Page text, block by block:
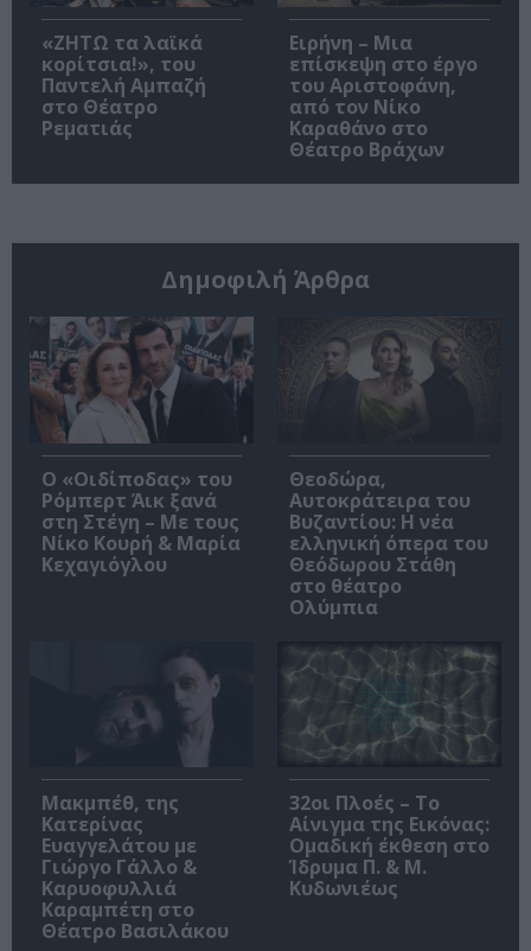
«ΖΗΤΩ τα λαϊκά
κορίτσια!», του
Παντελή Αμπαζή
στο Θέατρο
Ρεματιάς
Ειρήνη – Μια
επίσκεψη στο έργο
του Αριστοφάνη,
από τον Νίκο
Καραθάνο στο
Θέατρο Βράχων
Δημοφιλή Άρθρα
O «Οιδίποδας» του
Ρόμπερτ Άικ ξανά
στη Στέγη – Με τους
Νίκο Κουρή & Μαρία
Κεχαγιόγλου
Θεοδώρα,
Αυτοκράτειρα του
Βυζαντίου: Η νέα
ελληνική όπερα του
Θεόδωρου Στάθη
στο θέατρο
Ολύμπια
Μακμπέθ, της
Κατερίνας
Ευαγγελάτου με
Γιώργο Γάλλο &
Καρυοφυλλιά
Καραμπέτη στο
Θέατρο Βασιλάκου
32οι Πλοές – Το
Αίνιγμα της Εικόνας:
Ομαδική έκθεση στο
Ίδρυμα Π. & Μ.
Κυδωνιέως